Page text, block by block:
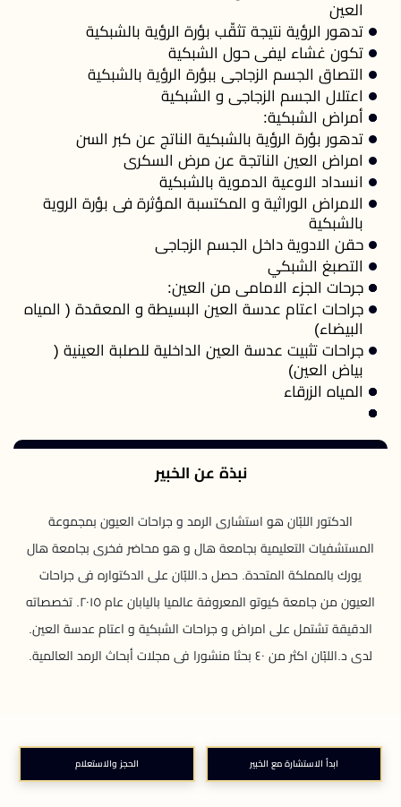
العين
تدهور الرؤية نتيجة تثقّب بؤرة الرؤية بالشبكية
تكون غشاء ليفى حول الشبكية
التصاق الجسم الزجاجى ببؤرة الرؤية بالشبكية
اعتلال الجسم الزجاجى و الشبكية
أمراض الشبكية:
تدهور بؤرة الرؤية بالشبكية الناتج عن كبر السن
امراض العين الناتجة عن مرض السكرى
انسداد الاوعية الدموية بالشبكية
الامراض الوراثية و المكتسبة المؤثرة فى بؤرة الروية
بالشبكية
حقن الادوية داخل الجسم الزجاجى
التصبغ الشبكي
جرحات الجزء الامامى من العين:
جراحات اعتام عدسة العين البسيطة و المعقدة ( المياه
البيضاء)
جراحات تثبيت عدسة العين الداخلية للصلبة العينية (
بياض العين)
المياه الزرقاء
نبذة عن الخبير
الدكتور اللبّان هو استشارى الرمد و جراحات العيون بمجموعة
المستشفيات التعليمية بجامعة هال و هو محاضر فخرى بجامعة هال
يورك بالمملكة المتحدة. حصل د.اللبّان على الدكتواره فى جراحات
العيون من جامعة كيوتو المعروفة عالميا باليابان عام ٢٠١٥. تخصصاته
الدقيقة تشتمل على امراض و جراحات الشبكية و اعتام عدسة العين.
لدى د.اللبّان اكثر من ٤٠ بحثا منشورا فى مجلات أبحاث الرمد العالمية.
ابدأ الاستشارة مع الخبير الحجز والاستعلام